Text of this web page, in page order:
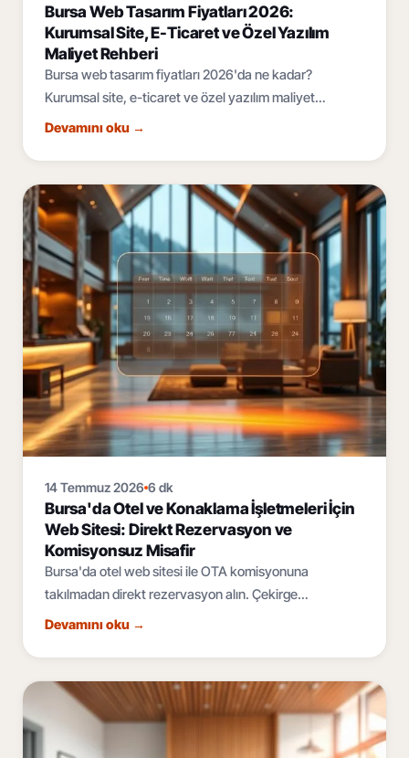
Bursa Web Tasarım Fiyatları 2026:
Kurumsal Site, E-Ticaret ve Özel Yazılım
Maliyet Rehberi
Bursa web tasarım fiyatları 2026'da ne kadar?
Kurumsal site, e-ticaret ve özel yazılım maliyet
bantları, fiyatı belirleyen 6 faktör ve teklif rehberi.
Devamını oku →
14 Temmuz 2026 6 dk
Bursa'da Otel ve Konaklama İşletmeleri İçin
Web Sitesi: Direkt Rezervasyon ve
Komisyonsuz Misafir
Bursa'da otel web sitesi ile OTA komisyonuna
takılmadan direkt rezervasyon alın. Çekirge
termalinden Uludağ'a, çok dilli ve mobil öncelikli
Devamını oku →